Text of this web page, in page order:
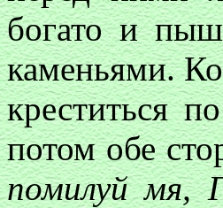
богато и
каменьями.
креститься
потом обе
помилуй мя,